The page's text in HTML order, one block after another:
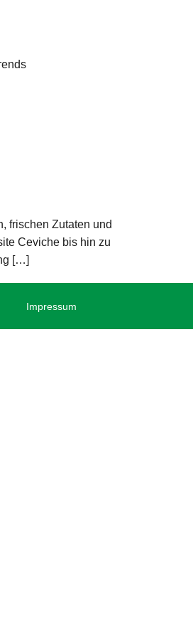
frischen Zutaten und
Ceviche bis hin zu
[…]
Impressum